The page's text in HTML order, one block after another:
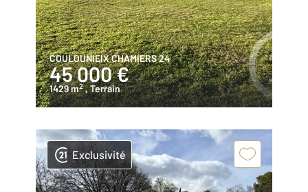
COULOUNIEIX CHAMIERS 24
45 000 €
1429 m2 , Terrain
Exclusivité